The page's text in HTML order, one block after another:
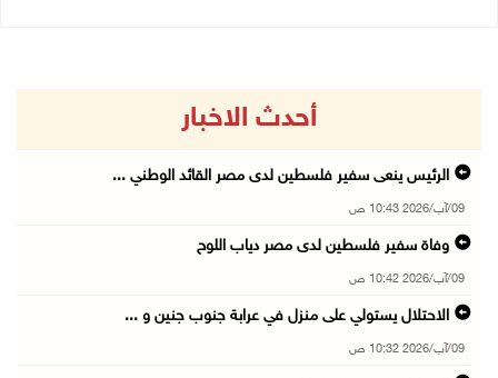
أحدث الاخبار
الرئيس ينعى سفير فلسطين لدى مصر القائد الوطني ...
09/آب/2026 10:43 ص
وفاة سفير فلسطين لدى مصر دياب اللوح
09/آب/2026 10:42 ص
الاحتلال يستولي على منزل في عرابة جنوب جنين و ...
09/آب/2026 10:32 ص